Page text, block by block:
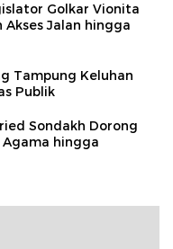
Golkar Vionita
Jalan hingga
Tampung Keluhan
Publik
Sondakh Dorong
hingga